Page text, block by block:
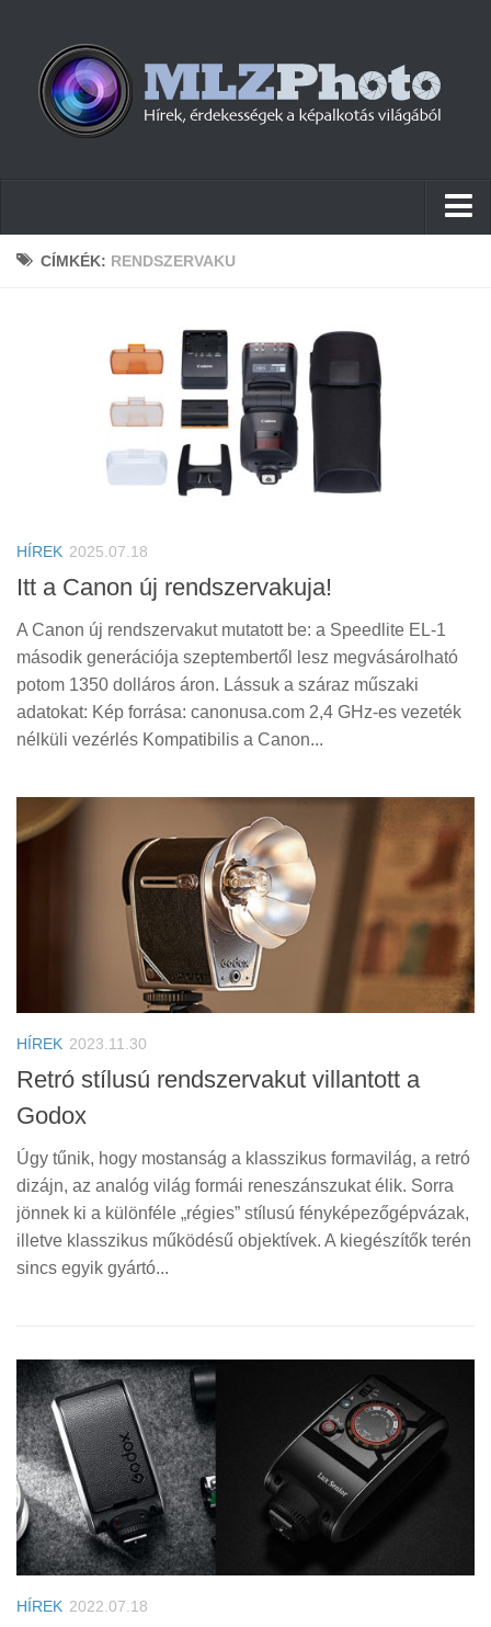
Hírek
Érdekességek
Helyszíni Riport
E-BB
CÍMKÉK: RENDSZERVAKU
HÍREK 2025.07.18
Itt a Canon új rendszervakuja!
A Canon új rendszervakut mutatott be: a Speedlite EL-1
második generációja szeptembertől lesz megvásárolható
potom 1350 dolláros áron. Lássuk a száraz műszaki
adatokat: Kép forrása: canonusa.com 2,4 GHz-es vezeték
nélküli vezérlés Kompatibilis a Canon...
HÍREK 2023.11.30
Retró stílusú rendszervakut villantott a
Godox
Úgy tűnik, hogy mostanság a klasszikus formavilág, a retró
dizájn, az analóg világ formái reneszánszukat élik. Sorra
jönnek ki a különféle „régies” stílusú fényképezőgépvázak,
illetve klasszikus működésű objektívek. A kiegészítők terén
sincs egyik gyártó...
HÍREK 2022.07.18